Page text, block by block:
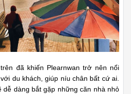
đã khiến Plearnwan trở nên nổi
du khách, giúp níu chân bất cứ ai.
dễ dàng bắt gặp những căn nhà nhỏ